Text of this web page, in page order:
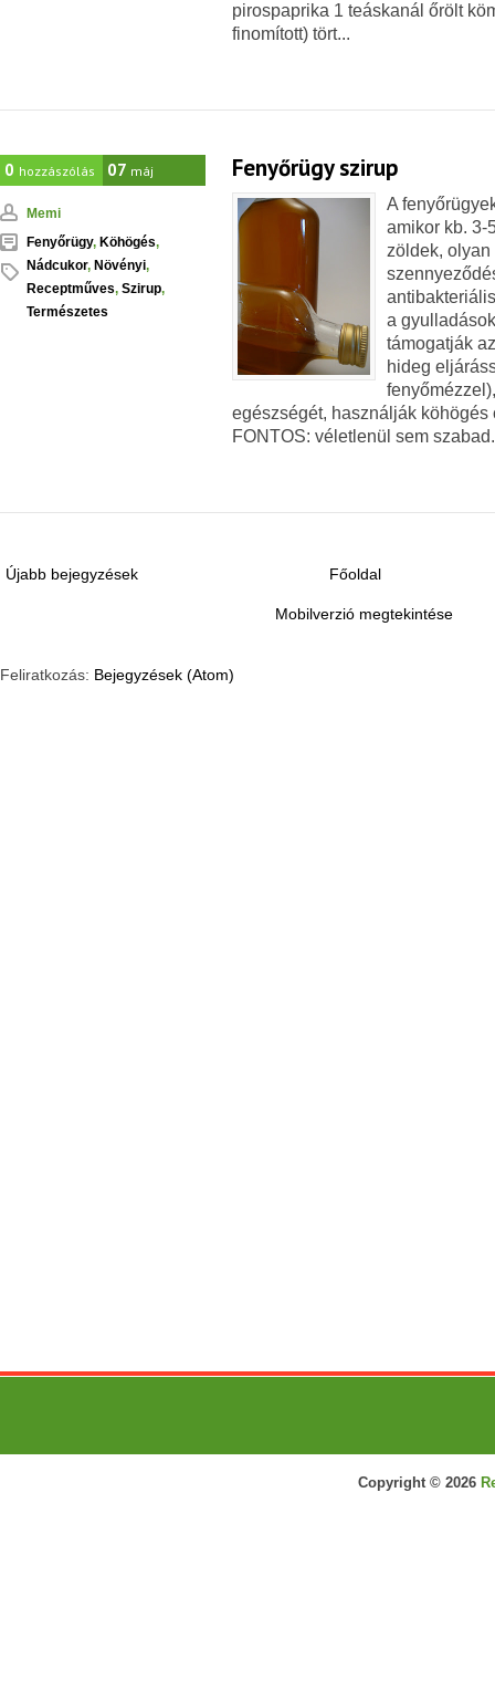
pirospaprika 1 teáskanál őrölt
finomított) tört...
0 hozzászólás 07 máj
Memi
Fenyőrügy, Köhögés,
Nádcukor, Növényi,
Receptműves, Szirup,
Természetes
Fenyőrügy szirup
A
amikor kb. 3-
zöldek,
a
támogatják
hideg
egészségét, használják
FONTOS: véletlenül sem
Újabb bejegyzések Főoldal
Mobilverzió megtekintése
Feliratkozás: Bejegyzések (Atom)
Copyright © 2026